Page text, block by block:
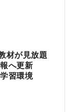
材が見放題
へ更新
習環境